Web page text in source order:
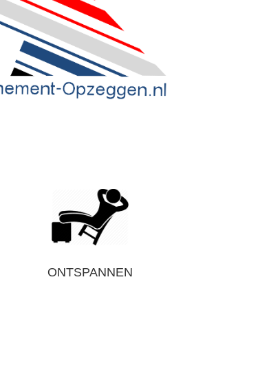
ONTSPANNEN